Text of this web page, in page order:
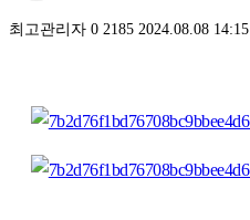
최고관리자 0 2185 2024.08.08 14:15